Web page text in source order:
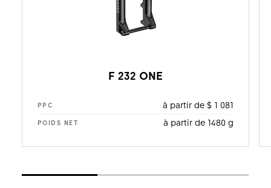
F 232 ONE
PPC à partir de $ 1 081
POIDS NET à partir de 1480 g